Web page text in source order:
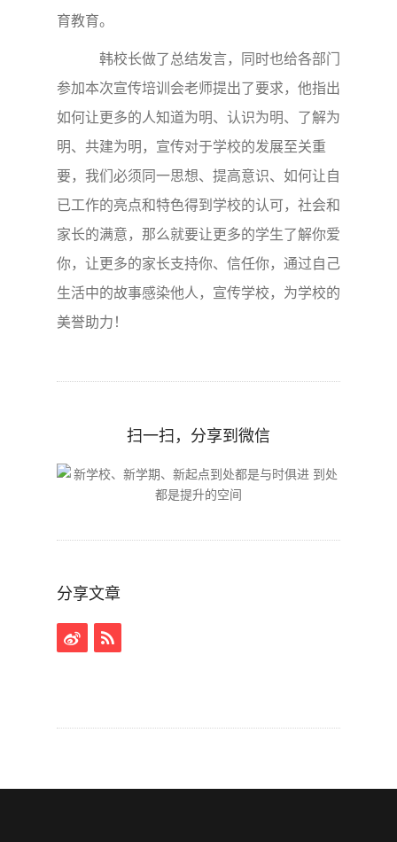
育教育。
韩校长做了总结发言，同时也给各部门
参加本次宣传培训会老师提出了要求，他指出
如何让更多的人知道为明、认识为明、了解为
明、共建为明，宣传对于学校的发展至关重
要，我们必须同一思想、提高意识、如何让自
已工作的亮点和特色得到学校的认可，社会和
家长的满意，那么就要让更多的学生了解你爱
你，让更多的家长支持你、信任你，通过自己
生活中的故事感染他人，宣传学校，为学校的
美誉助力！
扫一扫，分享到微信
分享文章